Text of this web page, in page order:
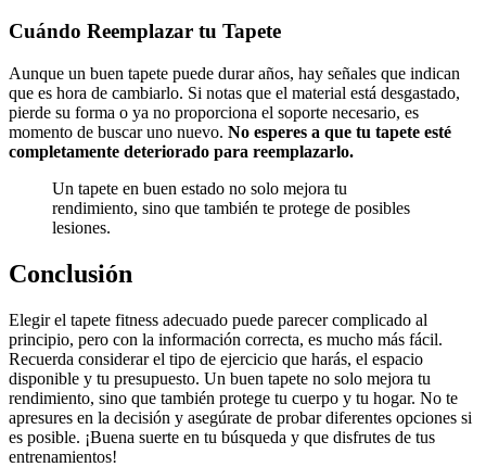
Cuándo Reemplazar tu Tapete
Aunque un buen tapete puede durar años, hay señales que indican
que es hora de cambiarlo. Si notas que el material está desgastado,
pierde su forma o ya no proporciona el soporte necesario, es
momento de buscar uno nuevo. No esperes a que tu tapete esté
completamente deteriorado para reemplazarlo.
Un tapete en buen estado no solo mejora tu
rendimiento, sino que también te protege de posibles
lesiones.
Conclusión
Elegir el tapete fitness adecuado puede parecer complicado al
principio, pero con la información correcta, es mucho más fácil.
Recuerda considerar el tipo de ejercicio que harás, el espacio
disponible y tu presupuesto. Un buen tapete no solo mejora tu
rendimiento, sino que también protege tu cuerpo y tu hogar. No te
apresures en la decisión y asegúrate de probar diferentes opciones si
es posible. ¡Buena suerte en tu búsqueda y que disfrutes de tus
entrenamientos!